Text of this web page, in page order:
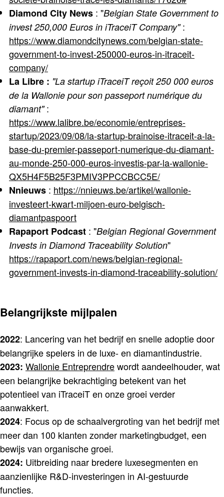
Diamond City News : "Belgian State Government to
invest 250,000 Euros in iTraceiT Company":
https://www.diamondcitynews.com/belgian-state-
government-to-invest-250000-euros-in-itraceit-
company/
La Libre : "La startup iTraceiT reçoit 250 000 euros
de la Wallonie pour son passeport numérique du
diamant":
https://www.lalibre.be/economie/entreprises-
startup/2023/09/08/la-startup-brainoise-itraceit-a-la-
base-du-premier-passeport-numerique-du-diamant-
au-monde-250-000-euros-investis-par-la-wallonie-
QX5H4F5B25F3PMIV3PPCCBCC5E/
Nnieuws : https://nnieuws.be/artikel/wallonie-
investeert-kwart-miljoen-euro-belgisch-
diamantpaspoort
Rapaport Podcast : "Belgian Regional Government
Invests in Diamond Traceability Solution"
https://rapaport.com/news/belgian-regional-
government-invests-in-diamond-traceability-solution/
Belangrijkste mijlpalen
2022: Lancering van het bedrijf en snelle adoptie door
belangrijke spelers in de luxe- en diamantindustrie.
2023: Wallonie Entreprendrewordt aandeelhouder, wat
een belangrijke bekrachtiging betekent van het
potentieel van iTraceiT en onze groei verder
aanwakkert.
2024: Focus op de schaalvergroting van het bedrijf met
meer dan 100 klanten zonder marketingbudget, een
bewijs van organische groei.
2024: Uitbreiding naar bredere luxesegmenten en
aanzienlijke R&D-investeringen in AI-gestuurde
functies.